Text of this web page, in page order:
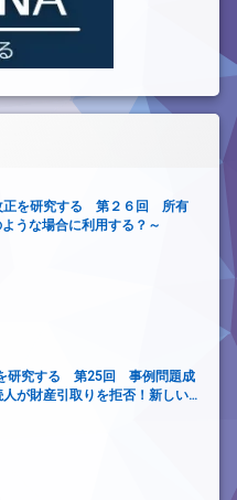
正を研究する 第２６回 所有
うな場合に利用する？～
研究する 第25回 事例問題成
が財産引取りを拒否！新しい